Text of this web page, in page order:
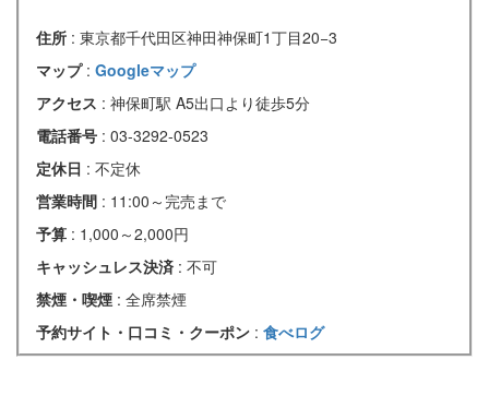
住所 : 東京都千代田区神田神保町1丁目20−3
マップ : Googleマップ
アクセス : 神保町駅 A5出口より徒歩5分
電話番号 : 03-3292-0523
定休日 : 不定休
営業時間 : 11:00～完売まで
予算 : 1,000～2,000円
キャッシュレス決済 : 不可
禁煙・喫煙 : 全席禁煙
予約サイト・口コミ・クーポン : 食べログ